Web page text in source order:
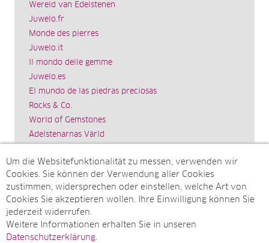
Wereld van Edelstenen
Juwelo.fr
Monde des pierres
Juwelo.it
Il mondo delle gemme
Juwelo.es
El mundo de las piedras preciosas
Rocks & Co.
World of Gemstones
Ädelstenarnas Värld
Impressum
SITEMAP
Sitemap
Monatsarchive
Top-Artikel
Um die Websitefunktionalität zu messen, verwenden wir
Cookies. Sie können der Verwendung aller Cookies
zustimmen, widersprechen oder einstellen, welche Art von
Cookies Sie akzeptieren wollen. Ihre Einwilligung können Sie
jederzeit widerrufen.
Weitere Informationen erhalten Sie in unseren
Datenschutzerklärung.